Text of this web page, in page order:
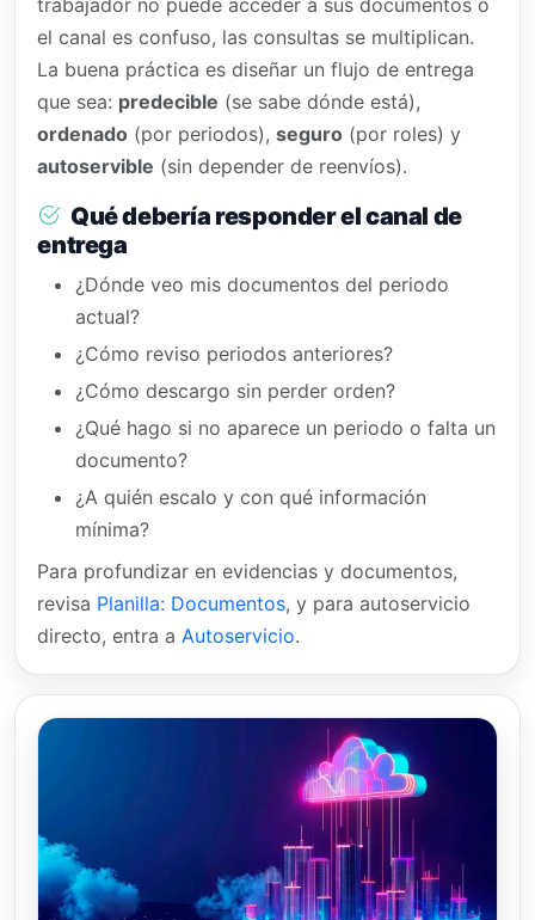
el canal es confuso, las consultas se multiplican.
La buena práctica es diseñar un flujo de entrega
que sea: predecible (se sabe dónde está),
ordenado (por periodos),seguro (por roles) y
autoservible (sin depender de reenvíos).
Qué debería responder el canal de
entrega
¿Dónde veo mis documentos del periodo
actual?
¿Cómo reviso periodos anteriores?
¿Cómo descargo sin perder orden?
¿Qué hago si no aparece un periodo o falta un
documento?
¿A quién escalo y con qué información
mínima?
Para profundizar en evidencias y documentos,
revisa Planilla: Documentos, y para autoservicio
directo, entra a Autoservicio.